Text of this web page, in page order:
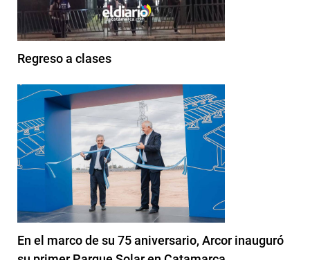
Regreso a clases
En el marco de su 75 aniversario, Arcor inauguró